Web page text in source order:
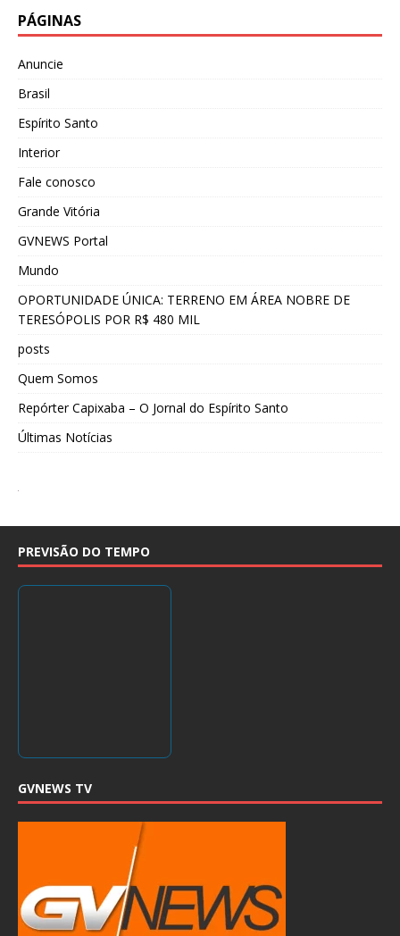
PÁGINAS
Anuncie
Brasil
Espírito Santo
Interior
Fale conosco
Grande Vitória
GVNEWS Portal
Mundo
OPORTUNIDADE ÚNICA: TERRENO EM ÁREA NOBRE DE
TERESÓPOLIS POR R$ 480 MIL
posts
Quem Somos
Repórter Capixaba – O Jornal do Espírito Santo
Últimas Notícias
PREVISÃO DO TEMPO
GVNEWS TV